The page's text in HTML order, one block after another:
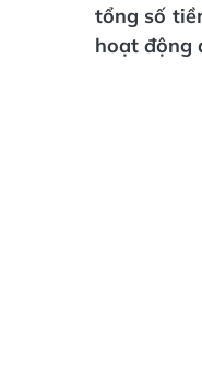
tổng số
hoạt động